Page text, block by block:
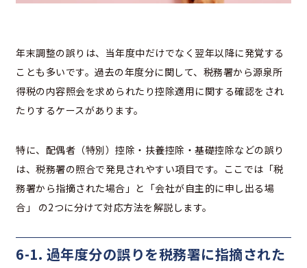
年末調整の誤りは、当年度中だけでなく翌年以降に発覚する
ことも多いです。過去の年度分に関して、税務署から源泉所
得税の内容照会を求められたり控除適用に関する確認をされ
たりするケースがあります。
特に、配偶者（特別）控除・扶養控除・基礎控除などの誤り
は、税務署の照合で発見されやすい項目です。ここでは「税
務署から指摘された場合」と「会社が自主的に申し出る場
合」 の2つに分けて対応方法を解説します。
6-1. 過年度分の誤りを税務署に指摘された